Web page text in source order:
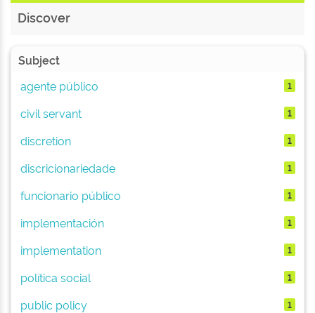
Discover
Subject
agente público
1
civil servant 1
discretion 1
discricionariedade 1
funcionario público 1
implementación 1
implementation 1
política social 1
public policy 1